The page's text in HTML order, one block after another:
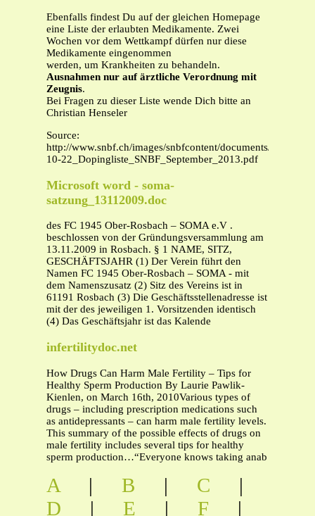
Ebenfalls findest Du auf der gleichen Homepage
eine Liste der erlaubten Medikamente. Zwei
Wochen vor dem Wettkampf dürfen nur diese
Medikamente eingenommen
werden, um Krankheiten zu behandeln.
Ausnahmen nur auf ärztliche Verordnung mit
Zeugnis.
Bei Fragen zu dieser Liste wende Dich bitte an
Christian Henseler
Source:
http://www.snbf.ch/images/snbfcontent/documents/2013-
10-22_Dopingliste_SNBF_September_2013.pdf
Microsoft word - soma-
satzung_13112009.doc
des FC 1945 Ober-Rosbach – SOMA e.V .
beschlossen von der Gründungsversammlung am
13.11.2009 in Rosbach. § 1 NAME, SITZ,
GESCHÄFTSJAHR (1) Der Verein führt den
Namen FC 1945 Ober-Rosbach – SOMA - mit
dem Namenszusatz (2) Sitz des Vereins ist in
61191 Rosbach (3) Die Geschäftsstellenadresse ist
mit der des jeweiligen 1. Vorsitzenden identisch
(4) Das Geschäftsjahr ist das Kalende
infertilitydoc.net
How Drugs Can Harm Male Fertility – Tips for
Healthy Sperm Production By Laurie Pawlik-
Kienlen, on March 16th, 2010Various types of
drugs – including prescription medications such
as antidepressants – can harm male fertility levels.
This summary of the possible effects of drugs on
male fertility includes several tips for healthy
sperm production…“Everyone knows taking anab
A | B | C
|
D
| E | F |